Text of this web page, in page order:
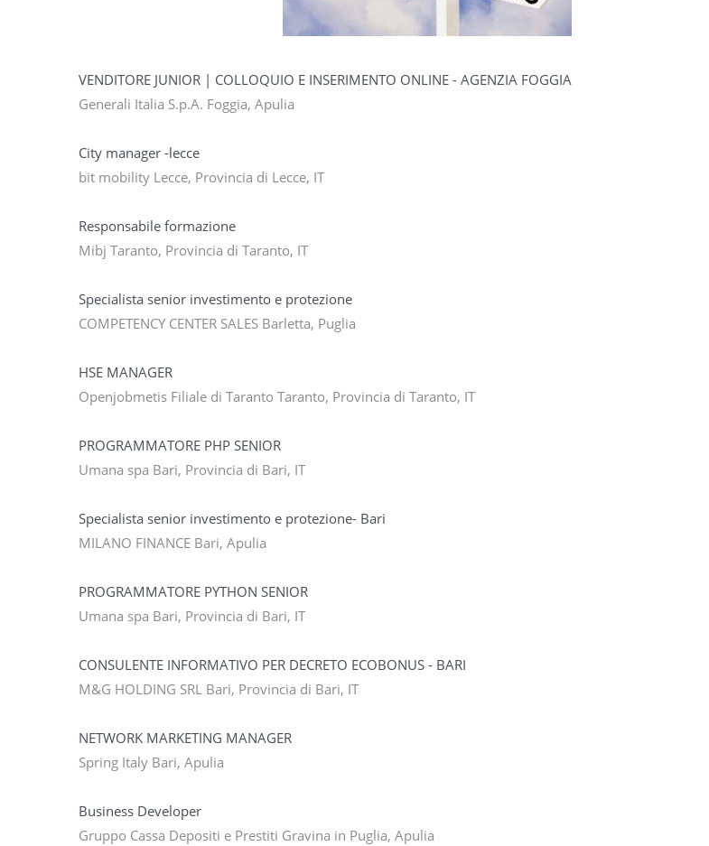
VENDITORE JUNIOR | COLLOQUIO E INSERIMENTO ONLINE - AGENZIA FOGGIA
Generali Italia S.p.A. Foggia, Apulia
City manager -lecce
bit mobility Lecce, Provincia di Lecce, IT
Responsabile formazione
Mibj Taranto, Provincia di Taranto, IT
Specialista senior investimento e protezione
COMPETENCY CENTER SALES Barletta, Puglia
HSE MANAGER
Openjobmetis Filiale di Taranto Taranto, Provincia di Taranto, IT
PROGRAMMATORE PHP SENIOR
Umana spa Bari, Provincia di Bari, IT
Specialista senior investimento e protezione- Bari
MILANO FINANCE Bari, Apulia
PROGRAMMATORE PYTHON SENIOR
Umana spa Bari, Provincia di Bari, IT
CONSULENTE INFORMATIVO PER DECRETO ECOBONUS - BARI
M&G HOLDING SRL Bari, Provincia di Bari, IT
NETWORK MARKETING MANAGER
Spring Italy Bari, Apulia
Business Developer
Gruppo Cassa Depositi e Prestiti Gravina in Puglia, Apulia